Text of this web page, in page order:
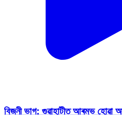
বিজনী ভাগ: গুৱাহাটীত আৰম্ভ হোৱা
অধিৱেশনত অংশগ্ৰহণ বিজনীৰ